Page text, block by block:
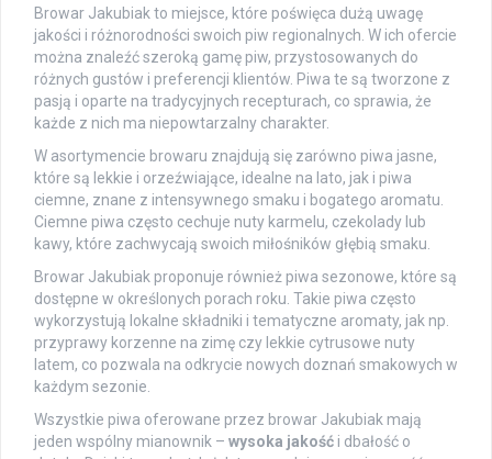
Browar Jakubiak to miejsce, które poświęca dużą uwagę
jakości i różnorodności swoich piw regionalnych. W ich ofercie
można znaleźć szeroką gamę piw, przystosowanych do
różnych gustów i preferencji klientów. Piwa te są tworzone z
pasją i oparte na tradycyjnych recepturach, co sprawia, że
każde z nich ma niepowtarzalny charakter.
W asortymencie browaru znajdują się zarówno piwa jasne,
które są lekkie i orzeźwiające, idealne na lato, jak i piwa
ciemne, znane z intensywnego smaku i bogatego aromatu.
Ciemne piwa często cechuje nuty karmelu, czekolady lub
kawy, które zachwycają swoich miłośników głębią smaku.
Browar Jakubiak proponuje również piwa sezonowe, które są
dostępne w określonych porach roku. Takie piwa często
wykorzystują lokalne składniki i tematyczne aromaty, jak np.
przyprawy korzenne na zimę czy lekkie cytrusowe nuty
latem, co pozwala na odkrycie nowych doznań smakowych w
każdym sezonie.
Wszystkie piwa oferowane przez browar Jakubiak mają
jeden wspólny mianownik – wysoka jakość i dbałość o